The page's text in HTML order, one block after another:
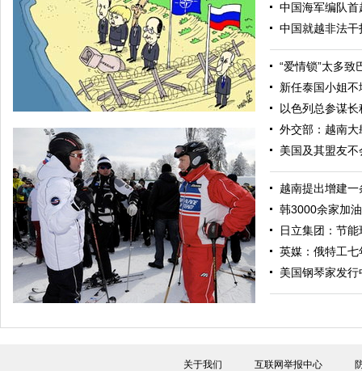
中国日报漫画：各怀心事
中国海军编队
中国就越非法
“爱情锁”太多致
新任泰国小姐
以色列总参谋
外交部：越南
美国及其盟友
越南提出增建
韩3000余家加
日立集团：节
英媒：俄特工
美国钢琴家发
关于我们 互联网举报中心